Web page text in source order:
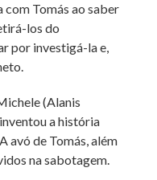
Tomás ao saber
los do
por investigá-la e,
(Alanis
a história
avó de Tomás, além
na sabotagem.